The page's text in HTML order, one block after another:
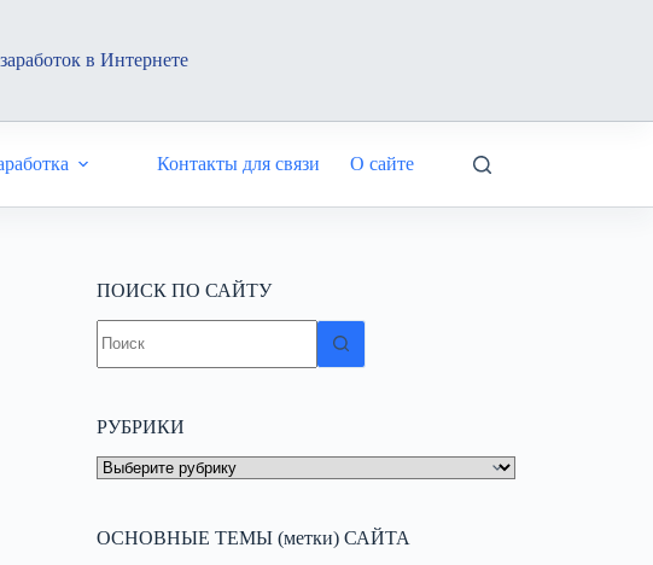
в Интернете
Контакты для связи О сайте
ПОИСК ПО САЙТУ
не
найдено
РУБРИКИ
РУБРИКИ
ОСНОВНЫЕ ТЕМЫ (метки) САЙТА